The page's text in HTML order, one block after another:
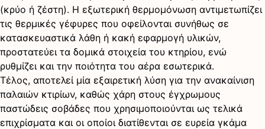
(κρύο ή ζέστη). Η εξωτερική θερμομόνωση αντιμετωπίζει
τις θερμικές γέφυρες που οφείλονται συνήθως σε
κατασκευαστικά λάθη ή κακή εφαρμογή υλικών,
προστατεύει τα δομικά στοιχεία του κτηρίου, ενώ
ρυθμίζει και την ποιότητα του αέρα εσωτερικά.
Τέλος, αποτελεί μία εξαιρετική λύση για την ανακαίνιση
παλαιών κτιρίων, καθώς χάρη στους έγχρωμους
παστώδεις σοβάδες που χρησιμοποιούνται ως τελικά
επιχρίσματα και οι οποίοι διατίθενται σε ευρεία γκάμα